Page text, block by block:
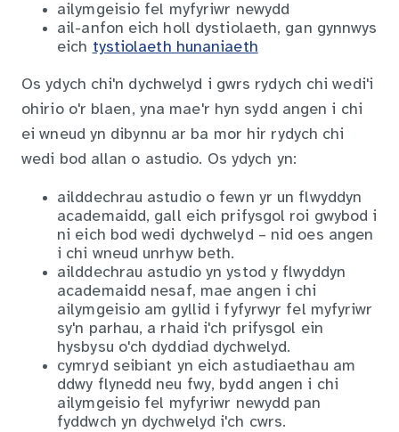
ailymgeisio fel myfyriwr newydd
ail-anfon eich holl dystiolaeth, gan gynnwys
eich tystiolaeth hunaniaeth
Os ydych chi'n dychwelyd i gwrs rydych chi wedi'i
ohirio o'r blaen, yna mae'r hyn sydd angen i chi
ei wneud yn dibynnu ar ba mor hir rydych chi
wedi bod allan o astudio. Os ydych yn:
ailddechrau astudio o fewn yr un flwyddyn
academaidd, gall eich prifysgol roi gwybod i
ni eich bod wedi dychwelyd – nid oes angen
i chi wneud unrhyw beth.
ailddechrau astudio yn ystod y flwyddyn
academaidd nesaf, mae angen i chi
ailymgeisio am gyllid i fyfyrwyr fel myfyriwr
sy'n parhau, a rhaid i'ch prifysgol ein
hysbysu o'ch dyddiad dychwelyd.
cymryd seibiant yn eich astudiaethau am
ddwy flynedd neu fwy, bydd angen i chi
ailymgeisio fel myfyriwr newydd pan
fyddwch yn dychwelyd i'ch cwrs.